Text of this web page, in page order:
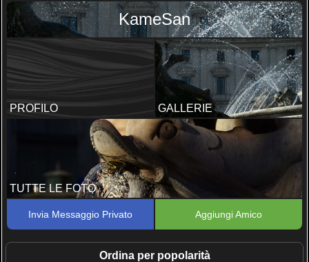
KameSan
PROFILO GALLERIE
TUTTE LE FOTO
Invia Messaggio Privato Aggiungi Amico
Ordina per popolarità